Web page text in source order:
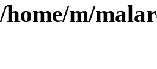
/home/m/